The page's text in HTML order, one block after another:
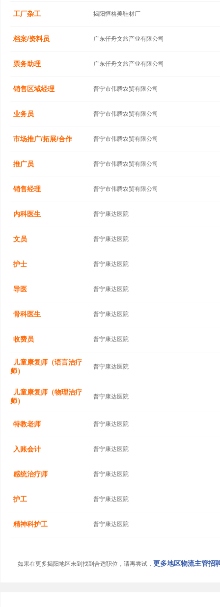
工厂杂工 揭阳恒格美鞋材厂
档案/资料员 广东仟舟文旅产业有限公司
票务助理 广东仟舟文旅产业有限公司
销售区域经理 普宁市伟腾农贸有限公司
业务员 普宁市伟腾农贸有限公司
市场推广/拓展/合作 普宁市伟腾农贸有限公司
推广员 普宁市伟腾农贸有限公司
销售经理 普宁市伟腾农贸有限公司
内科医生 普宁康达医院
文员 普宁康达医院
护士 普宁康达医院
导医 普宁康达医院
骨科医生 普宁康达医院
收费员 普宁康达医院
儿童康复师（语言治疗
师）
普宁康达医院
儿童康复师（物理治疗
师）
普宁康达医院
特教老师 普宁康达医院
入账会计 普宁康达医院
感统治疗师 普宁康达医院
护工 普宁康达医院
精神科护工 普宁康达医院
如果在更多揭阳地区未到找到合适职位，请再尝试， 更多地区物流主管招